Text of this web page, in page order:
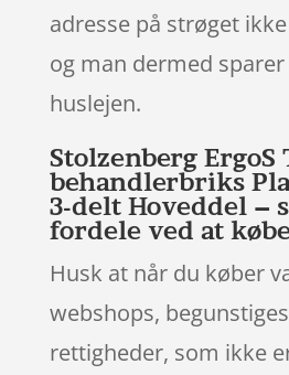
adresse på strøget
og man dermed
huslejen.
Stolzenberg ErgoS
behandlerbriks
3-delt Hoveddel –
fordele ved at
Husk at når du køber
webshops,
rettigheder, som ikke